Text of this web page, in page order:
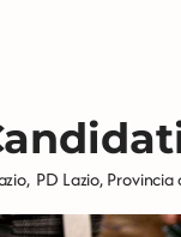
, PD Lazio,Provincia